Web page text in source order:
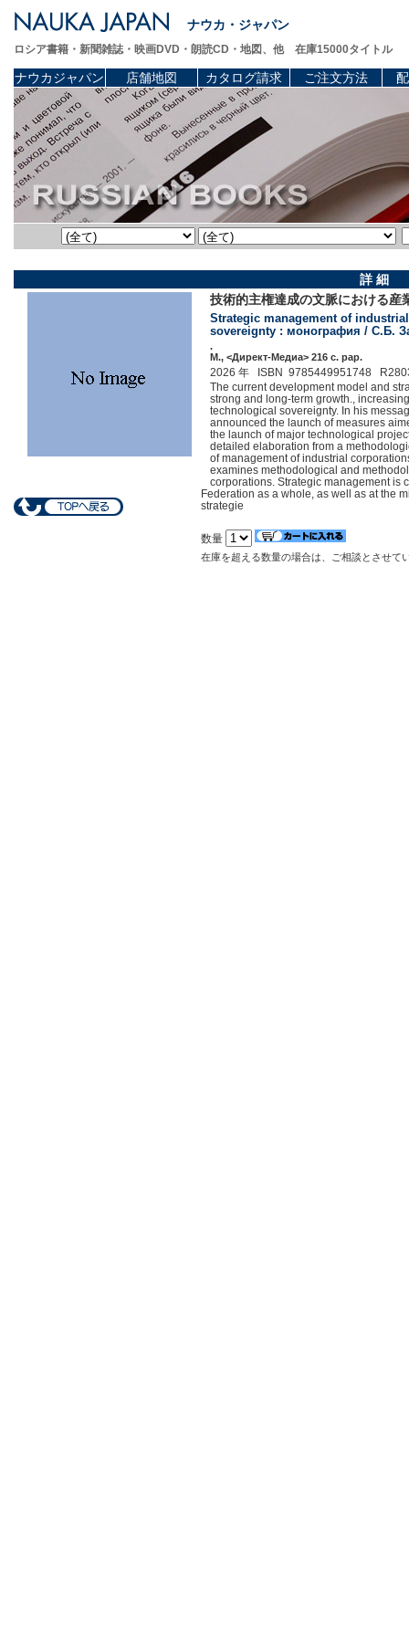
ナウカ・ジャパン
ロシア書籍・新聞雑誌・映画DVD・朗読CD・地図、他 在庫15000タイトル
ナウカジャパン 店舗地図 カタログ請求 ご注文方法
詳 細
技術的主権達成の文脈における
Strategic management of
sovereignty : монография / С.Б.
.
М., <Директ-Медиа> 216 c. pap.
2026 年 ISBN 9785449951748
The current development model and
strong and long-term growth.,
technological sovereignty. In his
announced the launch of measures
the launch of major technological
detailed elaboration from a
of management of industrial
examines methodological and
corporations. Strategic management is
Federation as a whole, as well as at the
strategie
数量
在庫を超える数量の場合は、ご相談とさせて